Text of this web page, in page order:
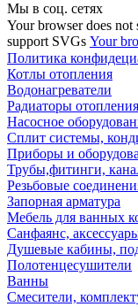
Мы в соц. сетях
Your browser does not
support SVGs Your
Политика
Котлы отопления
Водонагреватели
Радиаторы отопления
Насосное
Сплит системы,
Приборы и
Трубы,фитинги,
Резьбовые
Запорная арматура
Мебель для ванных
Санфаянс,
Душевые кабины,
Полотенцесушители
Ванны
Смесители,